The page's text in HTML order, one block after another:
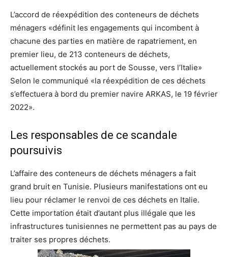
L’accord de réexpédition des conteneurs de déchets
ménagers «définit les engagements qui incombent à
chacune des parties en matière de rapatriement, en
premier lieu, de 213 conteneurs de déchets,
actuellement stockés au port de Sousse, vers l’Italie»
Selon le communiqué «la réexpédition de ces déchets
s’effectuera à bord du premier navire ARKAS, le 19 février
2022».
Les responsables de ce scandale
poursuivis
L’affaire des conteneurs de déchets ménagers a fait
grand bruit en Tunisie. Plusieurs manifestations ont eu
lieu pour réclamer le renvoi de ces déchets en Italie.
Cette importation était d’autant plus illégale que les
infrastructures tunisiennes ne permettent pas au pays de
traiter ses propres déchets.